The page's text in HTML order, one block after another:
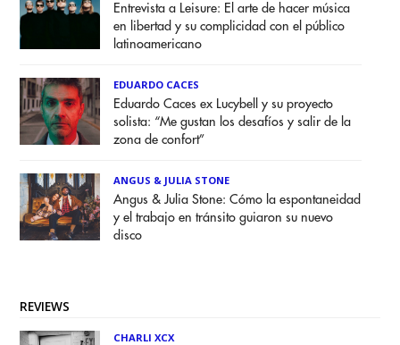
Entrevista a Leisure: El arte de hacer música
en libertad y su complicidad con el público
latinoamericano
EDUARDO CACES
Eduardo Caces ex Lucybell y su proyecto
solista: “Me gustan los desafíos y salir de la
zona de confort”
ANGUS & JULIA STONE
Angus & Julia Stone: Cómo la espontaneidad
y el trabajo en tránsito guiaron su nuevo
disco
REVIEWS
CHARLI XCX